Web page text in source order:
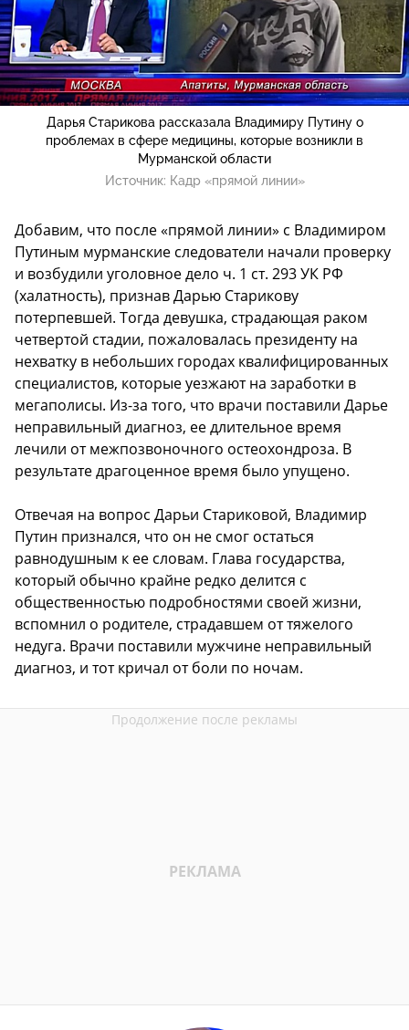
Дарья Старикова рассказала Владимиру Путину о
проблемах в сфере медицины, которые возникли в
Мурманской области
Источник: Кадр «прямой линии»
Добавим, что после «прямой линии» с Владимиром
Путиным мурманские следователи начали проверку
и возбудили уголовное дело ч. 1 ст. 293 УК РФ
(халатность), признав Дарью Старикову
потерпевшей. Тогда девушка, страдающая раком
четвертой стадии, пожаловалась президенту на
нехватку в небольших городах квалифицированных
специалистов, которые уезжают на заработки в
мегаполисы. Из-за того, что врачи поставили Дарье
неправильный диагноз, ее длительное время
лечили от межпозвоночного остеохондроза. В
результате драгоценное время было упущено.
Отвечая на вопрос Дарьи Стариковой, Владимир
Путин признался, что он не смог остаться
равнодушным к ее словам. Глава государства,
который обычно крайне редко делится с
общественностью подробностями своей жизни,
вспомнил о родителе, страдавшем от тяжелого
недуга. Врачи поставили мужчине неправильный
диагноз, и тот кричал от боли по ночам.